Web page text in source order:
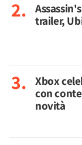
trailer,
Xbox
con
novità